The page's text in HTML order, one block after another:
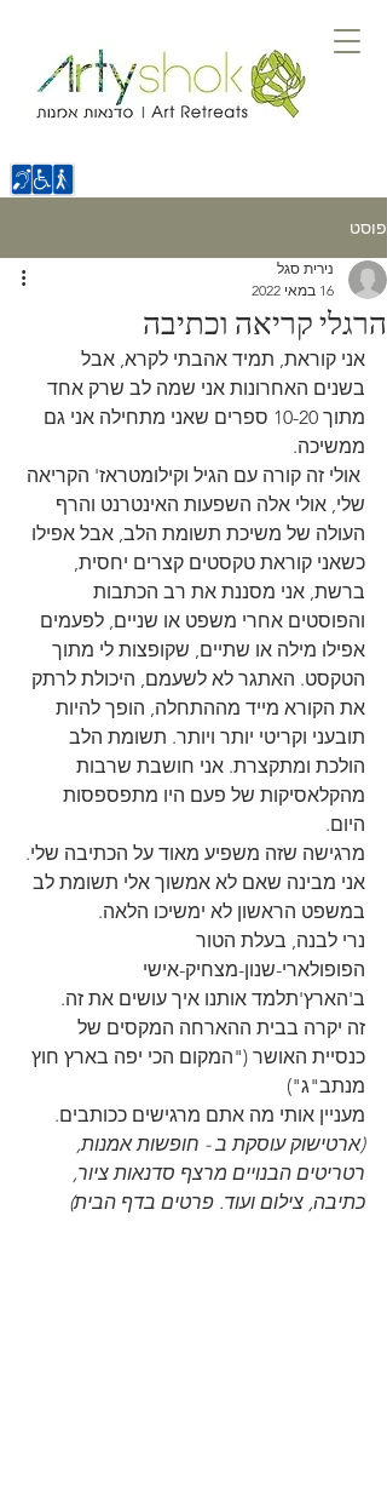
פוסט
הרגלי קריאה וכתיבה
נירית סגל
16 במאי 2022
אני קוראת, תמיד אהבתי לקרא, אבל
בשנים האחרונות אני שמה לב שרק אחד
מתוך 10-20 ספרים שאני מתחילה אני גם
ממשיכה.
אולי זה קורה עם הגיל וקילומטראז' הקריאה
שלי, אולי אלה השפעות האינטרנט והרף
העולה של משיכת תשומת הלב, אבל אפילו
כשאני קוראת טקסטים קצרים יחסית,
ברשת, אני מסננת את רב הכתבות
והפוסטים אחרי משפט או שניים, לפעמים
אפילו מילה או שתיים, שקופצות לי מתוך
הטקסט. האתגר לא לשעמם, היכולת לרתק
את הקורא מייד מההתחלה, הופך להיות
תובעני וקריטי יותר ויותר. תשומת הלב
הולכת ומתקצרת. אני חושבת שרבות
מהקלאסיקות של פעם היו מתפספסות
היום.
מרגישה שזה משפיע מאוד על הכתיבה שלי.
אני מבינה שאם לא אמשוך אלי תשומת לב
במשפט הראשון לא ימשיכו הלאה.
נרי לבנה, בעלת הטור
הפופולארי-שנון-מצחיק-אישי
ב'הארץ'תלמד אותנו איך עושים את זה.
זה יקרה בבית ההארחה המקסים של
כנסיית האושר ("המקום הכי יפה בארץ חוץ
מנתב"ג")
מעניין אותי מה אתם מרגישים ככותבים.
(ארטישוק עוסקת ב - חופשות אמנות,
רטריטים הבנויים מרצף סדנאות ציור,
כתיבה, צילום ועוד. פרטים בדף הבית)